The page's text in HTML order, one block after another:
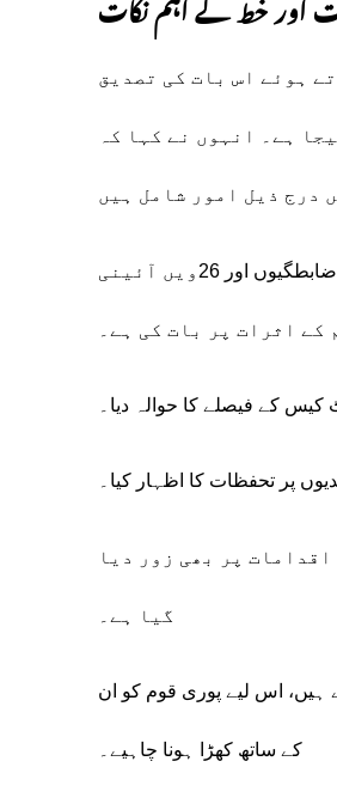
اور خط کے اہم نکات
ہوئے اس بات کی تصدیق
ہے۔ انہوں نے کہا کہ
درج ذیل امور شامل ہیں
عمران خان نے خط میں انتخابات میں ہونے والی بے ضابطگیوں اور 26ویں آئینی
کے اثرات پر بات کی ہے۔
کیس کے فیصلے کا حوالہ دیا۔
پر تحفظات کا اظہار کیا۔
پر بھی زور دیا
گیا ہے۔
ہیں، اس لیے پوری قوم کو ان
کے ساتھ کھڑا ہونا چاہیے۔